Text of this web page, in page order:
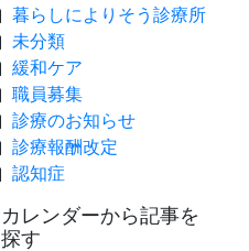
暮らしによりそう診療所
未分類
緩和ケア
職員募集
診療のお知らせ
診療報酬改定
認知症
カレンダーから記事を
探す